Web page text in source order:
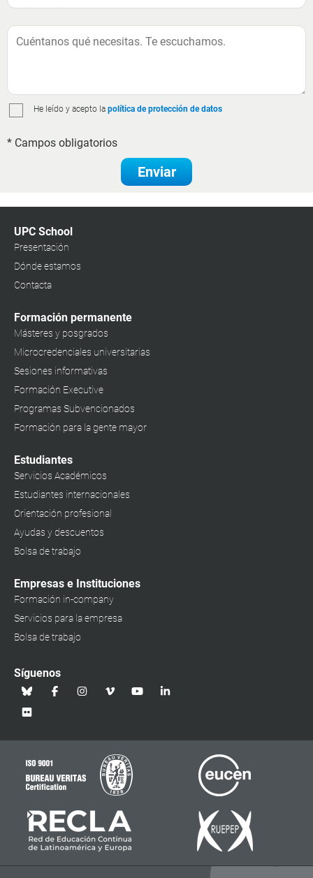
He leído y acepto la política de protección de datos
* Campos obligatorios
Enviar
UPC School
Presentación
Dónde estamos
Contacta
Formación permanente
Másteres y posgrados
Microcredenciales universitarias
Sesiones informativas
Formación Executive
Programas Subvencionados
Formación para la gente mayor
Estudiantes
Servicios Académicos
Estudiantes internacionales
Orientación profesional
Ayudas y descuentos
Bolsa de trabajo
Empresas e Instituciones
Formación in-company
Servicios para la empresa
Bolsa de trabajo
Síguenos